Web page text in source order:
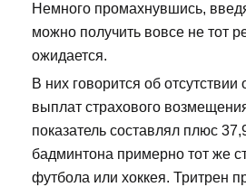
Немного промахнувшись,
можно получить вовсе не тот
ожидается.
В них говорится об отсутствии
выплат страхового
показатель составлял плюс
бадминтона примерно тот же
футбола или хоккея. Тритрен